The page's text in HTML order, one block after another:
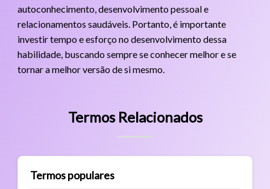
autoconhecimento, desenvolvimento pessoal e
relacionamentos saudáveis. Portanto, é importante
investir tempo e esforço no desenvolvimento dessa
habilidade, buscando sempre se conhecer melhor e se
tornar a melhor versão de si mesmo.
Termos Relacionados
Termos populares